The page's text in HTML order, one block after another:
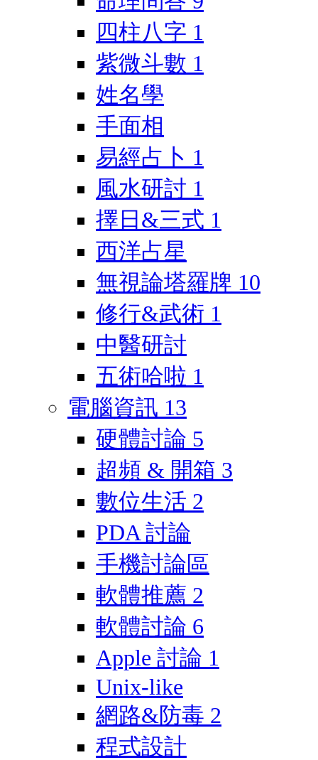
四柱八字 1
紫微斗數 1
姓名學
手面相
易經占卜 1
風水研討 1
擇日&三式 1
西洋占星
無視論塔羅牌 10
修行&武術 1
中醫研討
五術哈啦 1
電腦資訊 13
硬體討論 5
超頻 & 開箱 3
數位生活 2
PDA 討論
手機討論區
軟體推薦 2
軟體討論 6
Apple 討論 1
Unix-like
網路&防毒 2
程式設計